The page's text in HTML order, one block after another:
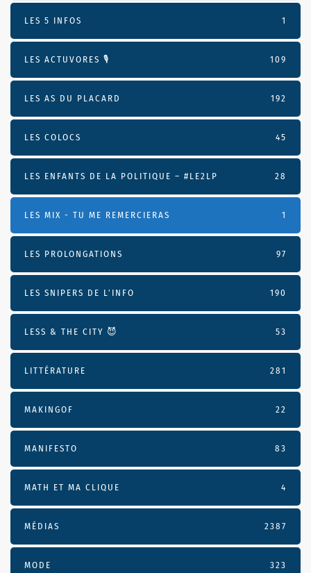
LES 5 INFOS 1
LES ACTUVORES 🎙 109
LES AS DU PLACARD 192
LES COLOCS 45
LES ENFANTS DE LA POLITIQUE – #LE2LP 28
LES MIX - TU ME REMERCIERAS 1
LES PROLONGATIONS 97
LES SNIPERS DE L’INFO 190
LESS & THE CITY 😈 53
LITTÉRATURE 281
MAKINGOF 22
MANIFESTO 83
MATH ET MA CLIQUE 4
MÉDIAS 2387
MODE 323